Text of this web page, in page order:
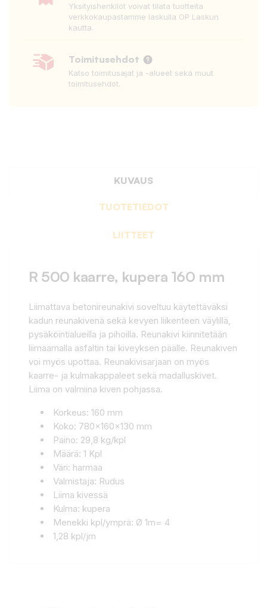
Yksityishenkilöt voivat tilata tuotteita
verkkokaupastamme laskulla OP Laskun
kautta.
Toimitusehdot
Katso toimitusajat ja -alueet sekä muut
toimitusehdot.
KUVAUS
TUOTETIEDOT
LIITTEET
R 500 kaarre, kupera 160 mm
Liimattava betonireunakivi soveltuu käytettäväksi
kadun reunakivenä sekä kevyen liikenteen väylillä,
pysäköintialueilla ja pihoilla. Reunakivi kiinnitetään
liimaamalla asfaltin tai kiveyksen päälle. Reunakiven
voi myös upottaa. Reunakivisarjaan on myös
kaarre- ja kulmakappaleet sekä madalluskivet.
Liima on valmiina kiven pohjassa.
Korkeus: 160 mm
Koko: 780x160x130 mm
Paino: 29,8 kg/kpl
Määrä: 1 Kpl
Väri: harmaa
Valmistaja: Rudus
Liima kivessä
Kulma: kupera
Menekki kpl/ymprä: Ø 1m= 4
1,28 kpl/jm